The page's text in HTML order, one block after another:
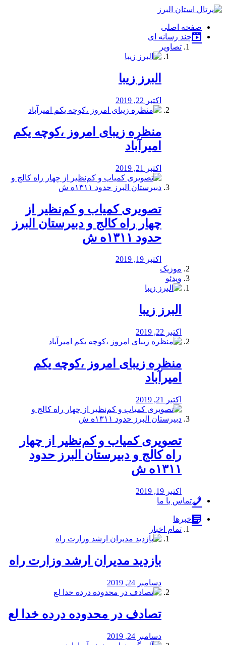
فصد
شرق
تهران
خشکشویی
صفحه اصلی
چند رسانه ای
تصاویر
البرز زیبا
اکتبر 22, 2019
منظره‌‌ زیبای امروز ،کوچه یکم
امیرآباد
اکتبر 21, 2019
️تصویری کمیاب و کم‌نظیر از
چهار راه كالج و دبيرستان البرز
حدود ۱۳۱۱ه ش
اکتبر 19, 2019
موزیک
ویدئو
البرز زیبا
اکتبر 22, 2019
منظره‌‌ زیبای امروز ،کوچه یکم
امیرآباد
اکتبر 21, 2019
️تصویری کمیاب و کم‌نظیر از چهار
راه كالج و دبيرستان البرز حدود
۱۳۱۱ه ش
اکتبر 19, 2019
تماس با ما
خبرها
تمام اخبار
بازدید مدیران ارشد وزارت راه
دسامبر 24, 2019
تصادف در محدوده درده خدا لع
دسامبر 24, 2019